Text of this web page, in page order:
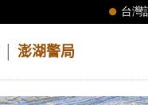
澎湖警局